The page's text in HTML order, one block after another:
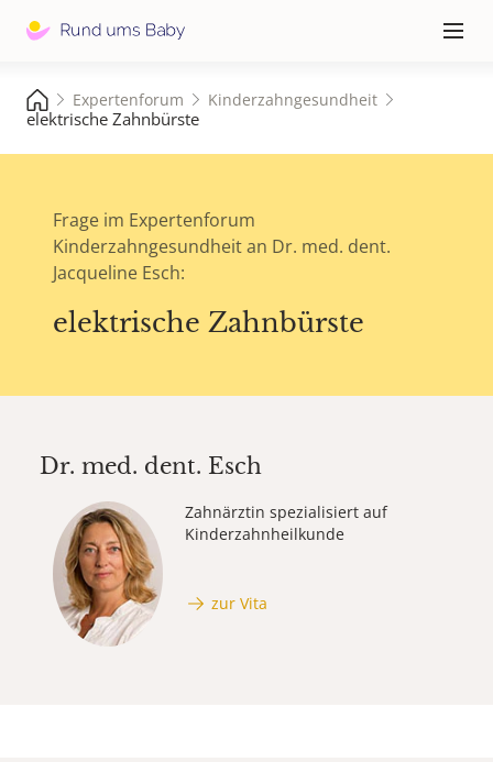
≡
Expertenforum Kinderzahngesundheit
elektrische Zahnbürste
Frage im Expertenforum
Kinderzahngesundheit an Dr. med. dent.
Jacqueline Esch:
elektrische Zahnbürste
Dr. med. dent. Esch
Zahnärztin spezialisiert auf
Kinderzahnheilkunde
zur Vita